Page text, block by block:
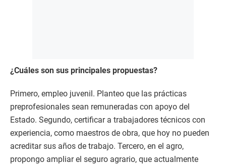
¿Cuáles son sus principales propuestas?
Primero, empleo juvenil. Planteo que las prácticas
preprofesionales sean remuneradas con apoyo del
Estado. Segundo, certificar a trabajadores técnicos con
experiencia, como maestros de obra, que hoy no pueden
acreditar sus años de trabajo. Tercero, en el agro,
propongo ampliar el seguro agrario, que actualmente